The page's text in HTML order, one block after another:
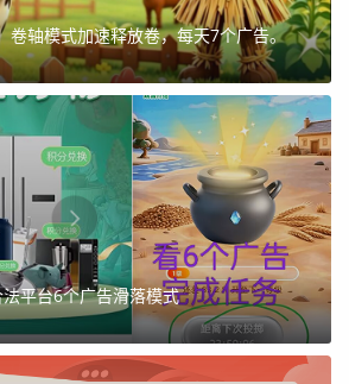
卷轴模式加速释放卷，每天7个广告。
平台6个广告滑落模式